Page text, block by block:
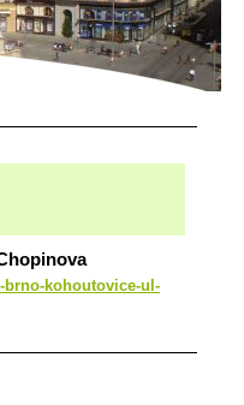
kohoutovice-ul-